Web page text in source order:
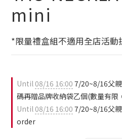
mini
*限量禮盒組不適用全店活
Until08/16 16:00 7/20~8/16父
碼再贈品牌收納袋乙個(數量有
Until08/16 16:00 7/20~8/16父
order